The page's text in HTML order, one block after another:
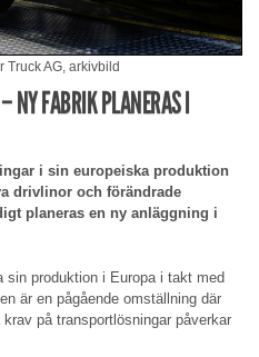
Truck AG, arkivbild
NY FABRIK PLANERAS I
i sin europeiska produktion
drivlinor och förändrade
planeras en ny anläggning i
sin produktion i Europa i takt med
är en pågående omställning där
på transportlösningar påverkar